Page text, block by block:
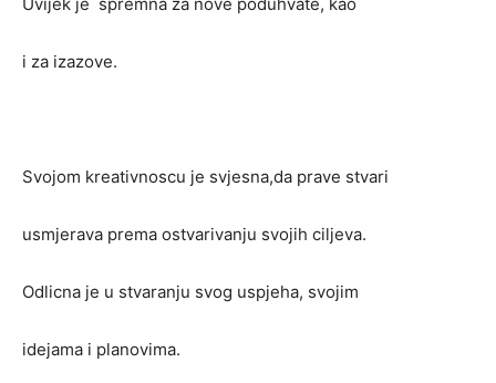
i za izazove.
Svojom kreativnoscu je svjesna,da prave stvari
usmjerava prema ostvarivanju svojih ciljeva.
Odlicna je u stvaranju svog uspjeha, svojim
idejama i planovima.